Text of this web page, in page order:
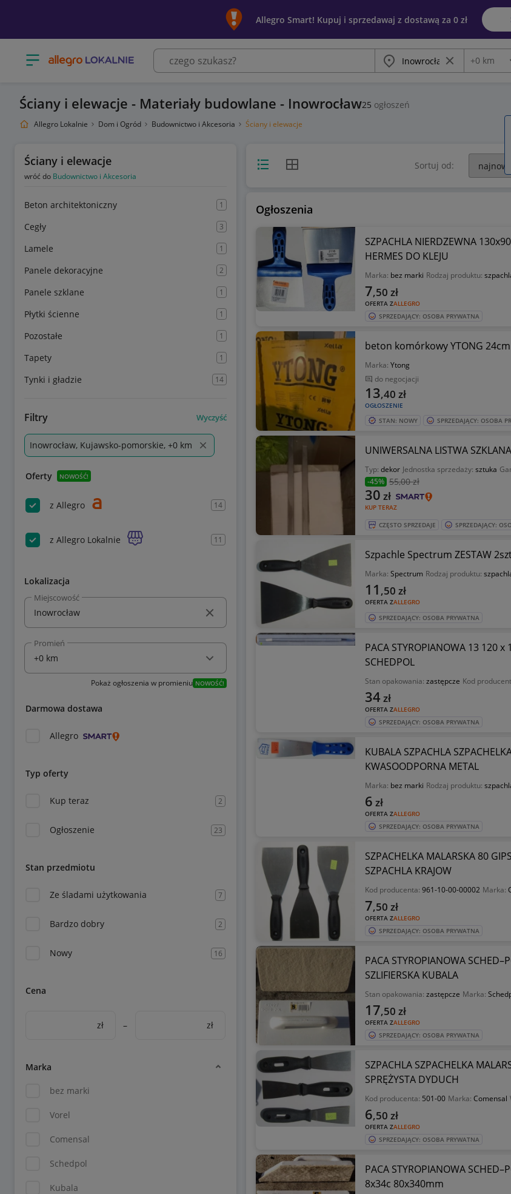
Allegro Smart! Kupuj i sprzedawaj z dostawą za 0 zł
Otwórz menu z kategoriami Miasto Wyczyść frazę
Odległość
+0 km
Ściany i elewacje - Materiały budowlane - Inowrocław25 ogłoszeń
Allegro Lokalnie Dom i Ogród Budownictwo i Akcesoria Ściany i elewacje
Ściany i elewacje
wróć do Budownictwo i Akcesoria
Beton architektoniczny 1
Cegły 3
Lamele 1
Panele dekoracyjne 2
Panele szklane 1
Płytki ścienne 1
Pozostałe 1
Tapety 1
Tynki i gładzie 14
Filtry Wyczyść
Inowrocław, Kujawsko-pomorskie, +0 km
Oferty NOWOŚĆ!
z Allegro 14
z Allegro Lokalnie 11
Lokalizacja
Miejscowość
Promień
Pokaż ogłoszenia w promieniu NOWOŚĆ!
Darmowa dostawa
Allegro
Typ oferty
Kup teraz 2
Ogłoszenie 23
Stan przedmiotu
Ze śladami użytkowania 7
Bardzo dobry 2
Nowy 16
Cena
zł – zł
Marka
bez marki
Vorel
Comensal
Schedpol
Kubala
Widok listyWidok siatki Sortuj od:
Ogłoszenia
SZPACHLA NIERDZEWNA
HERMES DO KLEJU
Marka: bez marki Rodzaj produktu:
OFERTA ZALLEGRO
7,50 zł
SPRZEDAJĄCY: OSOBA PRYWATNA
beton komórkowy YTONG
Marka: Ytong
do negocjacji
OGŁOSZENIE
13,40 zł
STAN: NOWY SPRZEDAJĄCY: OSOBA
UNIWERSALNA LISTWA
Typ: dekor Jednostka sprzedaży: sztuka
-45% 55,00 zł
KUP TERAZ
30 zł
CZĘSTO SPRZEDAJE SPRZEDAJĄCY:
Szpachle Spectrum ZESTAW
Marka: Spectrum Rodzaj produktu:
OFERTA ZALLEGRO
11 ,50 zł
SPRZEDAJĄCY: OSOBA PRYWATNA
PACA STYROPIANOWA 13 120 x
SCHEDPOL
Stan opakowania: zastępcze Kod
OFERTA ZALLEGRO
34 zł
SPRZEDAJĄCY: OSOBA PRYWATNA
KUBALA SZPACHLA
KWASOODPORNA METAL
Marka: bez marki Rodzaj produktu:
OFERTA ZALLEGRO
6 zł
SPRZEDAJĄCY: OSOBA PRYWATNA
SZPACHELKA MALARSKA 80
SZPACHLA KRAJOW
Kod producenta: 961-10-00-00002 Marka:
OFERTA ZALLEGRO
7,50 zł
SPRZEDAJĄCY: OSOBA PRYWATNA
PACA STYROPIANOWA
SZLIFIERSKA KUBALA
Stan opakowania: zastępcze Marka:
OFERTA ZALLEGRO
17,50 zł
SPRZEDAJĄCY: OSOBA PRYWATNA
SZPACHLA SZPACHELKA
SPRĘŻYSTA DYDUCH
Kod producenta: 501-00 Marka: Comensal
OFERTA ZALLEGRO
6,50 zł
SPRZEDAJĄCY: OSOBA PRYWATNA
PACA STYROPIANOWA
8x34c 80x340mm